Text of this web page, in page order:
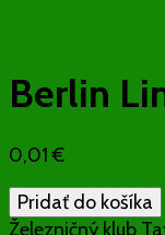
Berlin
0,01€
množstvo
Berlin
Pridať do košíka
Železničný klub